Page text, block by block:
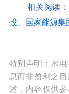
相关阅读
投、国家能源集
特别声明：水
息而非盈利之
述，内容仅供